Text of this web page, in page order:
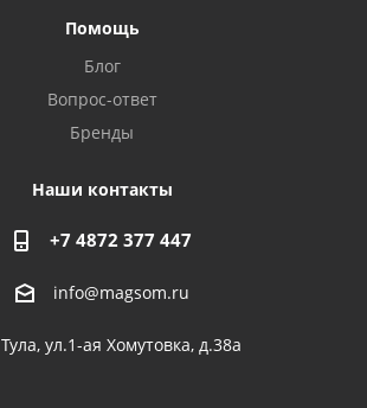
Помощь
Блог
Вопрос-ответ
Бренды
Наши контакты
+7 4872 377 447
info@magsom.ru
Тула, ул.1-ая Хомутовка, д.38а